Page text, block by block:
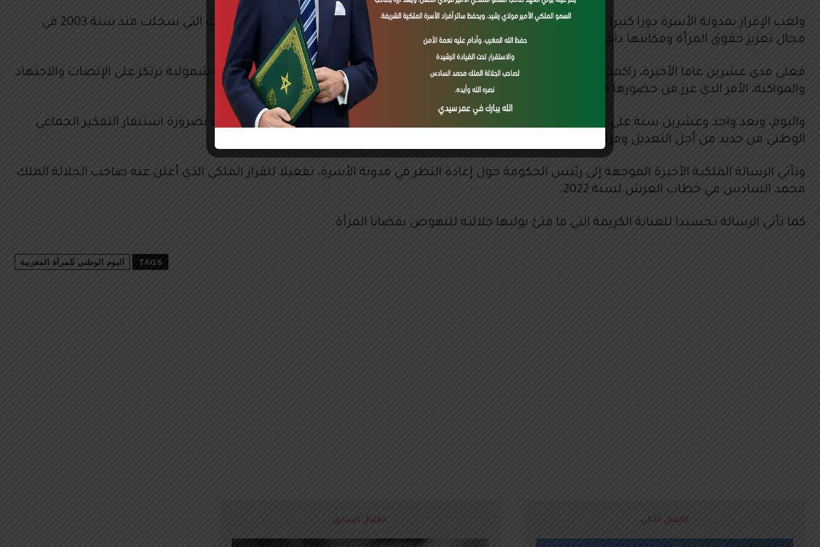
View preferences
Cookie Policy
ولعب الإقرار بمدونة الأسرة دورا كبيرا في النهوض بحقوق المرأة المغربية، كما تشهد بذلك العديد من المكتسبات التي سجلت منذ سنة 2003 في
مجال تعزيز حقوق المرأة ومكانتها داخل المجتمع.
فعلى مدى عشرين عاما الأخيرة، راكمت المرأة المغربية العديد من المكتسبات الحقوقية في إطار مقاربة تشاركية شمولية ترتكز على الإنصات والاجتهاد
والمواكبة، الأمر الذي عزز من حضورها في العديد من المجالات.
واليوم، وبعد واحد وعشرين سنة على مدونة الأسرة، أبانت التجربة عن وجود اختلالات وسلبيات في التطبيق قضت بضرورة استنفار التفكير الجماعي
الوطني من جديد من أجل التعديل ومراجعة بعض البنود.
وتأتي الرسالة الملكية الأخيرة الموجهة إلى رئيس الحكومة حول إعادة النظر في مدونة الأسرة، تفعيلا للقرار الملكي الذي أعلن عنه صاحب الجلالة الملك
محمد السادس في خطاب العرش لسنة 2022.
كما تأتي الرسالة تجسيدا للعناية الكريمة التي ما فتئ يوليها جلالته للنهوض بقضايا المرأة.
TAGS اليوم الوطني للمرأة المغربية
المقال السابق المقال التالي